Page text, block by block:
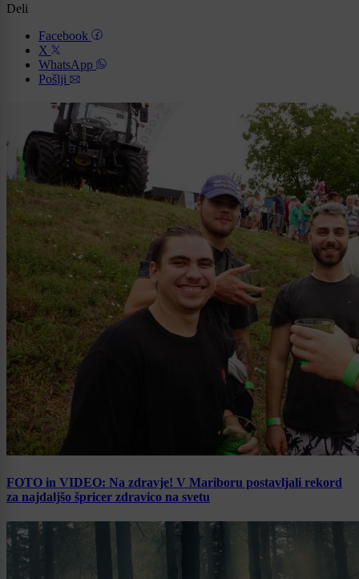
Deli
Facebook
X
WhatsApp
Pošlji
FOTO in VIDEO: Na zdravje! V Mariboru postavljali rekord
za najdaljšo špricer zdravico na svetu